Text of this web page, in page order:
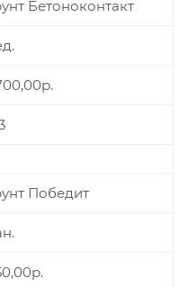
Бетоноконтакт
Победит